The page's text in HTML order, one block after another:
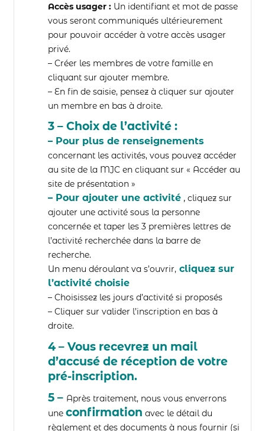
Accès usager :Un identifiant et mot de passe
vous seront communiqués ultérieurement
pour pouvoir accéder à votre accès usager
privé.
– Créer les membres de votre famille en
cliquant sur ajouter membre.
– En fin de saisie, pensez à cliquer sur ajouter
un membre en bas à droite.
3 – Choix de l’activité :
– Pour plus de renseignements
concernant les activités, vous pouvez accéder
au site de la MJC en cliquant sur « Accéder au
site de présentation »
– Pour ajouter une activité , cliquez sur
ajouter une activité sous la personne
concernée et taper les 3 premières lettres de
l’activité recherchée dans la barre de
recherche.
Un menu déroulant va s’ouvrir, cliquez sur
l’activité choisie
– Choisissez les jours d’activité si proposés
– Cliquer sur valider l’inscription en bas à
droite.
4 – Vous recevrez un mail
d’accusé de réception de votre
pré-inscription.
5 – Après traitement, nous vous enverrons
une confirmation avec le détail du
règlement et des documents à nous fournir (si